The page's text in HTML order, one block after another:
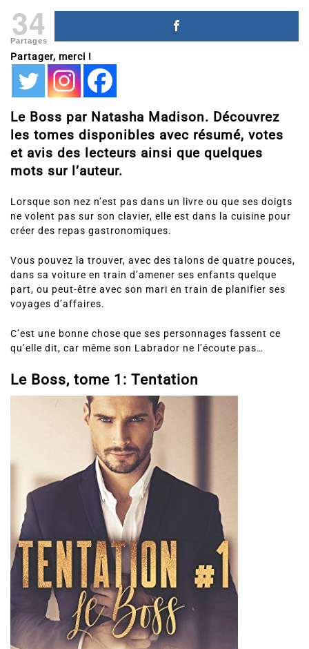
34
Partages
Partager, merci !
Le Boss par Natasha Madison. Découvrez
les tomes disponibles avec résumé, votes
et avis des lecteurs ainsi que quelques
mots sur l’auteur.
Lorsque son nez n’est pas dans un livre ou que ses doigts
ne volent pas sur son clavier, elle est dans la cuisine pour
créer des repas gastronomiques.
Vous pouvez la trouver, avec des talons de quatre pouces,
dans sa voiture en train d’amener ses enfants quelque
part, ou peut-être avec son mari en train de planifier ses
voyages d’affaires.
C’est une bonne chose que ses personnages fassent ce
qu’elle dit, car même son Labrador ne l’écoute pas…
Le Boss, tome 1: Tentation